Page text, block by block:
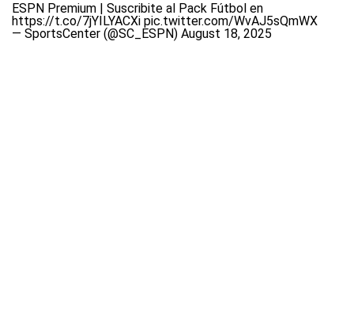
ESPN Premium | Suscribite al Pack Fútbol en
https://t.co/7jYILYACXi pic.twitter.com/WvAJ5sQmWX
— SportsCenter (@SC_ESPN) August 18, 2025